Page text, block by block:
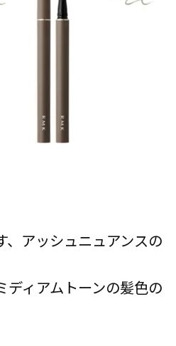
、アッシュニュアンスの
ディアムトーンの髪色の